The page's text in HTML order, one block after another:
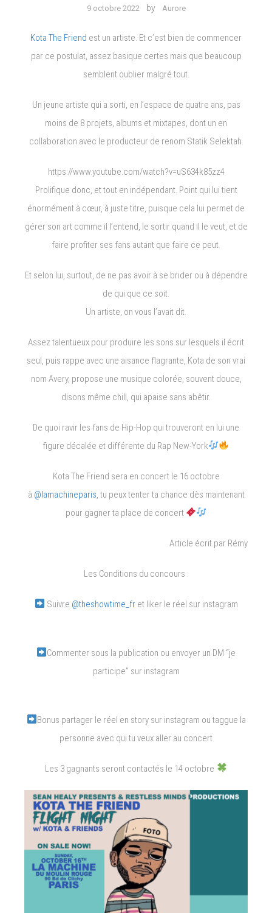
9 octobre 2022 by Aurore
Kota The Friend est un artiste. Et c’est bien de commencer
par ce postulat, assez basique certes mais que beaucoup
semblent oublier malgré tout.
Un jeune artiste qui a sorti, en l’espace de quatre ans, pas
moins de 8 projets, albums et mixtapes, dont un en
collaboration avec le producteur de renom Statik Selektah.
https://www.youtube.com/watch?v=uS634k85zz4
Prolifique donc, et tout en indépendant. Point qui lui tient
énormément à cœur, à juste titre, puisque cela lui permet de
gérer son art comme il l’entend, le sortir quand il le veut, et de
faire profiter ses fans autant que faire ce peut.
Et selon lui, surtout, de ne pas avoir à se brider ou à dépendre
de qui que ce soit.
Un artiste, on vous l’avait dit.
Assez talentueux pour produire les sons sur lesquels il écrit
seul, puis rappe avec une aisance flagrante, Kota de son vrai
nom Avery, propose une musique colorée, souvent douce,
disons même chill, qui apaise sans abêtir.
De quoi ravir les fans de Hip-Hop qui trouveront en lui une
figure décalée et différente du Rap New-York
Kota The Friend sera en concert le 16 octobre
à @lamachineparis, tu peux tenter ta chance dès maintenant
pour gagner ta place de concert
Article écrit par Rémy
Les Conditions du concours :
Suivre @theshowtime_fret liker le réel sur instagram
Commenter sous la publication ou envoyer un DM “je
participe” sur instagram
Bonus partager le réel en story sur instagram ou taggue la
personne avec qui tu veux aller au concert
Les 3 gagnants seront contactés le 14 octobre